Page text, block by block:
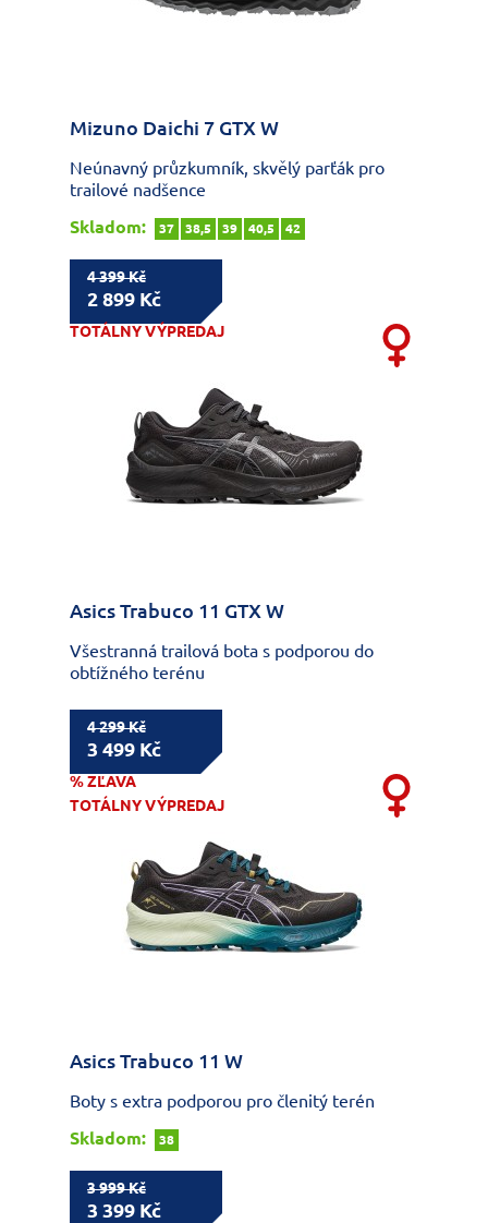
Mizuno Daichi 7 GTX W
Neúnavný průzkumník, skvělý parťák pro
trailové nadšence
Skladom:
37 38,5 39 40,5 42
4 399 Kč
2 899 Kč
TOTÁLNY VÝPREDAJ
Asics Trabuco 11 GTX W
Všestranná trailová bota s podporou do
obtížného terénu
4 299 Kč
3 499 Kč
% ZĽAVA
TOTÁLNY VÝPREDAJ
Asics Trabuco 11 W
Boty s extra podporou pro členitý terén
Skladom:
38
3 999 Kč
3 399 Kč